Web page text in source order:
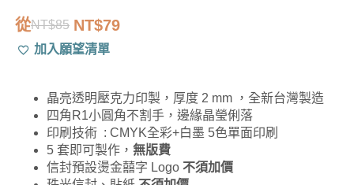
從NT$85
原
始
格：
NT$85。
NT$79
目
前
格：
NT$79。
加入願望清單
晶亮透明壓克力印製，厚度 2 mm ，全新台灣製造
四角R1小圓角不割手，邊緣晶瑩俐落
印刷技術 : CMYK全彩+白墨 5色單面印刷
5 套即可製作， 無版費
信封預設燙金囍字 Logo 不須加價